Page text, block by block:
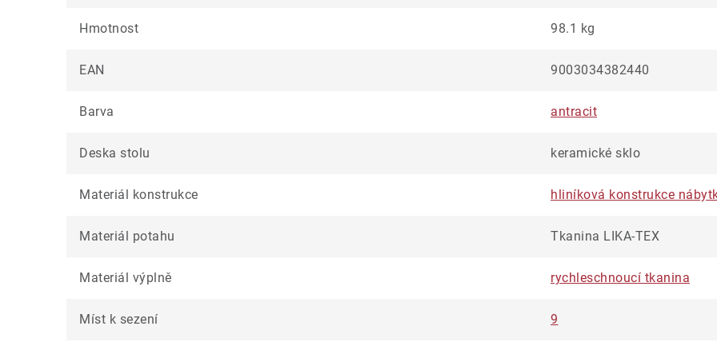
Hmotnost 98.1 kg
EAN 9003034382440
Barva antracit
Deska stolu keramické sklo
Materiál konstrukce hliníková konstrukce
Materiál potahu Tkanina LIKA-TEX
Materiál výplně rychleschnoucí tkanina
Míst k sezení 9